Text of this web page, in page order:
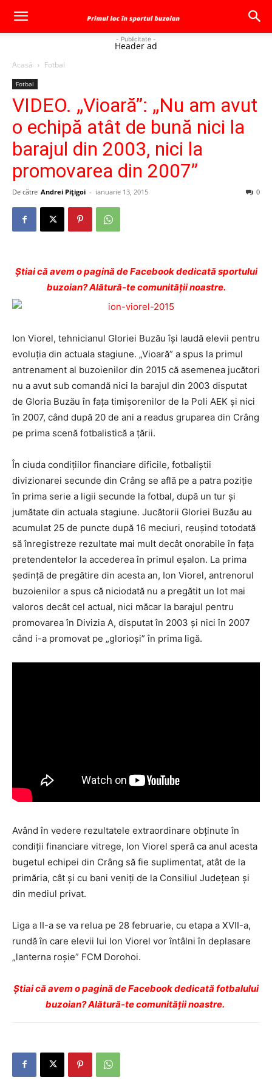
- Publicitate -
Header ad
Acasă Fotbal
Fotbal
VIDEO. „Vioară”: „Nu am avut
o echipă atât de bună nici la
barajul din 2003, nici la
promovarea din 2007”
De către Andrei Pițigoi - ianuarie 13, 2015 0
Ştiai că avem o pagină de Facebook dedicată sportului
buzoian? Alătură-te comunității noastre.
Ion Viorel, tehnicianul Gloriei Buzău îşi laudă elevii pentru
evoluţia din actuala stagiune. „Vioară” a spus la primul
antrenament al buzoienilor din 2015 că asemenea jucători
nu a avut sub comandă nici la barajul din 2003 disputat
de Gloria Buzău în faţa timişorenilor de la Poli AEK şi nici
în 2007, când după 20 de ani a readus gruparea din Crâng
pe prima scenă fotbalistică a ţării.
În ciuda condiţiilor financiare dificile, fotbaliştii
divizionarei secunde din Crâng se află pe a patra poziţie
în prima serie a ligii secunde la fotbal, după un tur şi
jumătate din actuala stagiune. Jucătorii Gloriei Buzău au
acumulat 25 de puncte după 16 meciuri, reuşind totodată
să înregistreze rezultate mai mult decât onorabile în faţa
pretendentelor la accederea în primul eşalon. La prima
şedinţă de pregătire din acesta an, Ion Viorel, antrenorul
buzoienilor a spus că niciodată nu a pregătit un lot mai
valoros decât cel actual, nici măcar la barajul pentru
promovarea în Divizia A, disputat în 2003 şi nici în 2007
când i-a promovat pe „glorioşi” în prima ligă.
Având în vedere rezultatele extraordinare obţinute în
condiţii financiare vitrege, Ion Viorel speră ca anul acesta
bugetul echipei din Crâng să fie suplimentat, atât de la
primăria, cât şi cu bani veniţi de la Consiliul Judeţean şi
din mediul privat.
Liga a II-a se va relua pe 28 februarie, cu etapa a XVII-a,
rundă în care elevii lui Ion Viorel vor întâlni în deplasare
„lanterna roşie” FCM Dorohoi.
Ştiai că avem o pagină de Facebook dedicată fotbalului
buzoian? Alătură-te comunității noastre.